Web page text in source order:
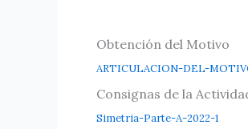
Obtención del Motivo
ARTICULACION-DEL-
Consignas de la
Simetria-Parte-A-2022-1